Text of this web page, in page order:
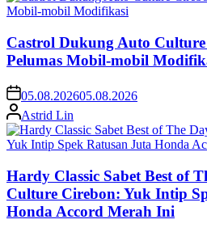
Castrol Dukung Auto
Pelumas Mobil-mobil
05.08.202605.08.2026
Astrid Lin
Hardy Classic Sabet Best of
Culture Cirebon: Yuk Intip
Honda Accord Merah Ini